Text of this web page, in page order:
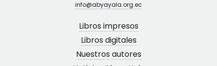
info@abyayala.org.ec
Libros impresos
Libros digitales
Nuestros autores